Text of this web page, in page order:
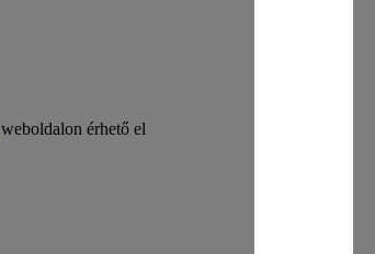
weboldalon érhető el